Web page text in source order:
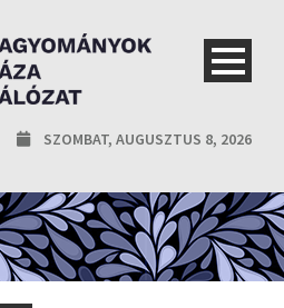
SZOMBAT, AUGUSZTUS 8, 2026